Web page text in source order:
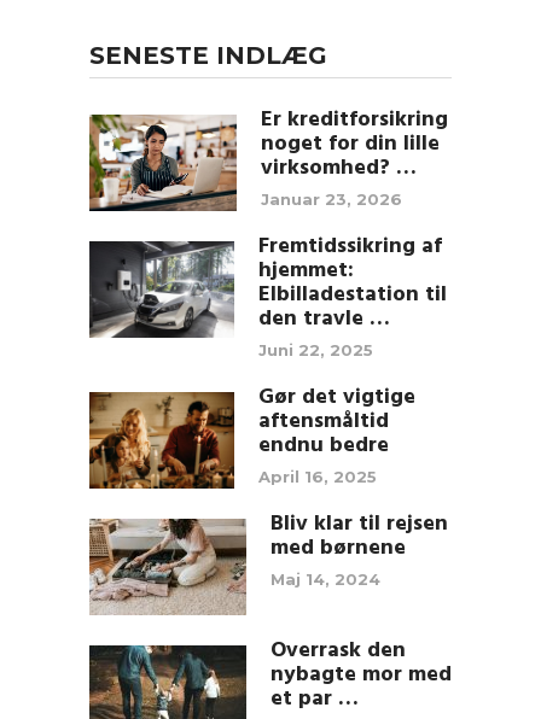
SENESTE INDLÆG
Er kreditforsikring
noget for din lille
virksomhed? …
Januar 23, 2026
Fremtidssikring af
hjemmet:
Elbilladestation til
den travle …
Juni 22, 2025
Gør det vigtige
aftensmåltid
endnu bedre
April 16, 2025
Bliv klar til rejsen
med børnene
Maj 14, 2024
Overrask den
nybagte mor med
et par …